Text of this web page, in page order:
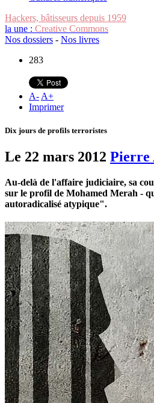
Hackers, bâtisseurs depuis 1959
la une : Creative Commons
Nos dossiers - Nos livres
283
A- A+
Imprimer
Dix jours de profils terroristes
Le 22 mars 2012 Pierre
Au-delà de l'affaire judiciaire, sa
sur le profil de Mohamed Merah -
autoradicalisé atypique".